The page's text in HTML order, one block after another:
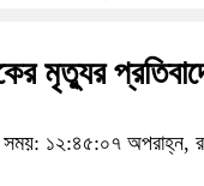
মৃত্যুর
সময়: ১২:৪৫:০৭ অপরাহ্ন,